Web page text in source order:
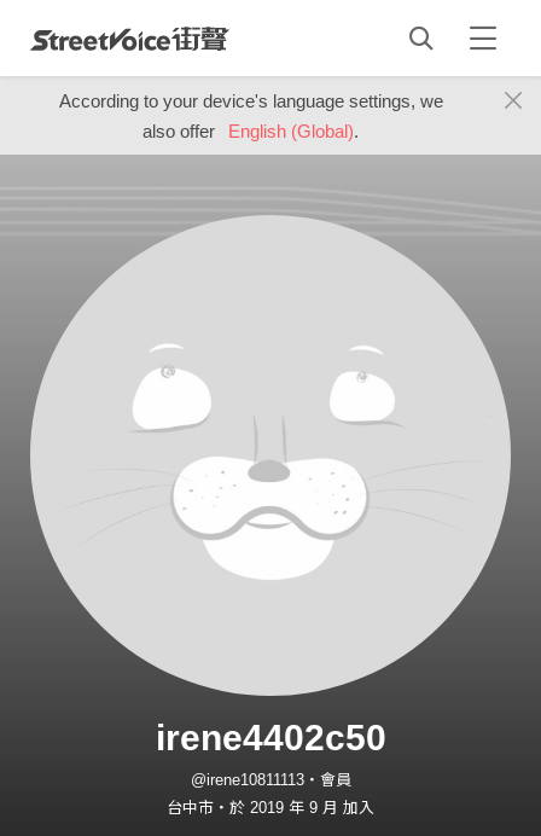
According to your device's language settings, we
also offer
English (Global).
irene4402c50
@irene10811113・會員
台中市・於 2019 年 9 月 加入